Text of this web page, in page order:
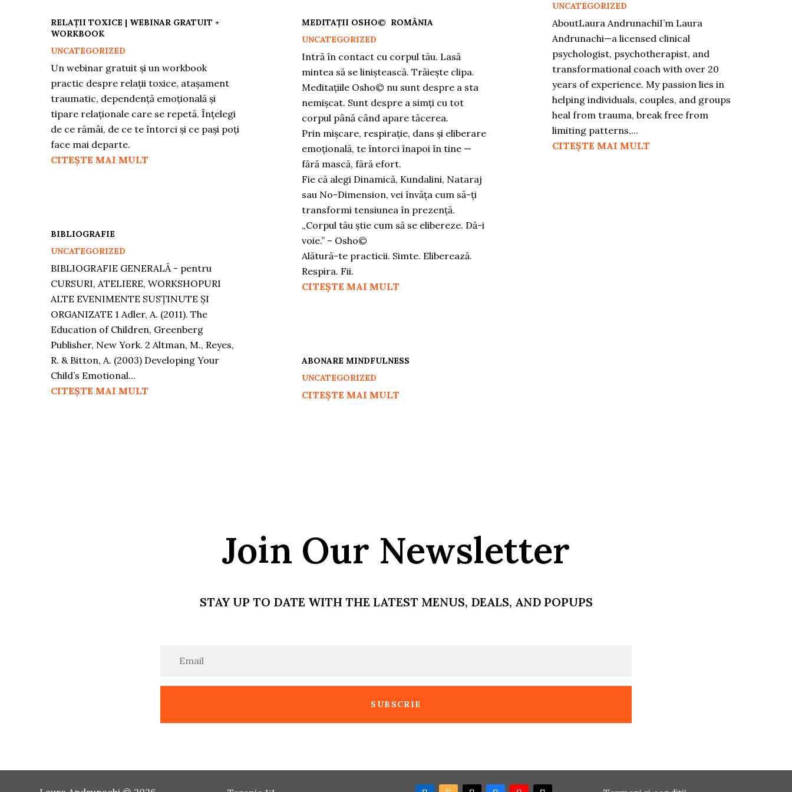
RELAȚII TOXICE | WEBINAR GRATUIT +
WORKBOOK
UNCATEGORIZED
Un webinar gratuit și un workbook
practic despre relații toxice, atașament
traumatic, dependență emoțională și
tipare relaționale care se repetă. Înțelegi
de ce rămâi, de ce te întorci și ce pași poți
face mai departe.
CITEȘTE MAI MULT
BIBLIOGRAFIE
UNCATEGORIZED
BIBLIOGRAFIE GENERALĂ - pentru
CURSURI, ATELIERE, WORKSHOPURI
ALTE EVENIMENTE SUSȚINUTE ȘI
ORGANIZATE 1 Adler, A. (2011). The
Education of Children, Greenberg
Publisher, New York. 2 Altman, M., Reyes,
R. & Bitton, A. (2003) Developing Your
Child’s Emotional...
CITEȘTE MAI MULT
MEDITAȚII OSHO© ROMÂNIA
UNCATEGORIZED
Intră în contact cu corpul tău. Lasă
mintea să se liniștească. Trăiește clipa.
Meditațiile Osho© nu sunt despre a sta
nemișcat. Sunt despre a simți cu tot
corpul până când apare tăcerea.
Prin mișcare, respirație, dans și eliberare
emoțională, te întorci înapoi în tine —
fără mască, fără efort.
Fie că alegi Dinamică, Kundalini, Nataraj
sau No-Dimension, vei învăța cum să-ți
transformi tensiunea în prezență.
„Corpul tău știe cum să se elibereze. Dă-i
voie.” – Osho©
Alătură-te practicii. Simte. Eliberează.
Respira. Fii.
CITEȘTE MAI MULT
ABONARE MINDFULNESS
UNCATEGORIZED
CITEȘTE MAI MULT
UNCATEGORIZED
AboutLaura AndrunachiI’m Laura
Andrunachi—a licensed clinical
psychologist, psychotherapist, and
transformational coach with over 20
years of experience. My passion lies in
helping individuals, couples, and groups
heal from trauma, break free from
limiting patterns,...
CITEȘTE MAI MULT
Join Our Newsletter
STAY UP TO DATE WITH THE LATEST MENUS, DEALS, AND POPUPS
SUBSCRIE